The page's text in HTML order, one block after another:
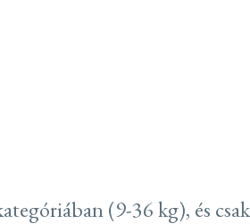
(9-36 kg), és